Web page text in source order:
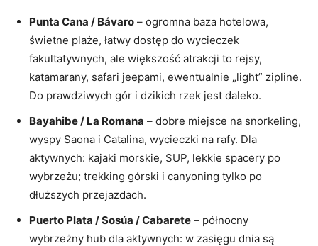
Punta Cana / Bávaro – ogromna baza hotelowa,
świetne plaże, łatwy dostęp do wycieczek
fakultatywnych, ale większość atrakcji to rejsy,
katamarany, safari jeepami, ewentualnie „light” zipline.
Do prawdziwych gór i dzikich rzek jest daleko.
Bayahibe / La Romana – dobre miejsce na snorkeling,
wyspy Saona i Catalina, wycieczki na rafy. Dla
aktywnych: kajaki morskie, SUP, lekkie spacery po
wybrzeżu; trekking górski i canyoning tylko po
dłuższych przejazdach.
Puerto Plata / Sosúa / Cabarete – północny
wybrzeżny hub dla aktywnych: w zasięgu dnia są